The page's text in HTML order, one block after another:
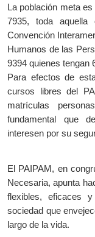
La población meta
7935, toda
Convención
Humanos de las
9394 quienes tengan
Para efectos de
cursos libres del
matrículas
fundamental que
interesen por su
El PAIPAM, en
Necesaria, apunta
flexibles, eficaces
sociedad que
largo de la vida.